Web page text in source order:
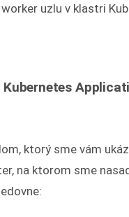
uzlu v klastri
ktorý sme vám
na ktorom sme